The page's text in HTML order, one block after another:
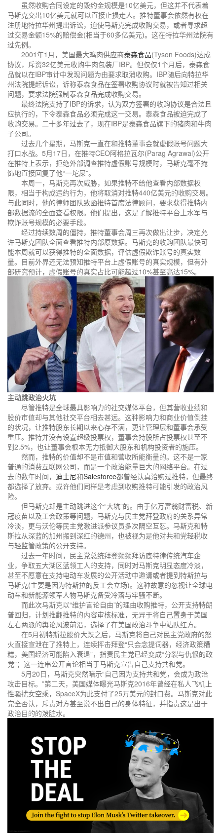
虽然收购合同设定的毁约金规模是10亿美元，但这并不代表着
马斯克交出10亿美元就可以直接止损走人。推特董事会依然有权在
注册地特拉华州提出诉讼，迫使马斯克完成收购交易，或者寻求超
过交易金额15%的赔偿金(相当于60多亿美元)。这在特拉华州法院有
过先例。
2001年1月，美国最大鸡肉供应商泰森食品(Tyson Foods)达成
协议，斥资32亿美元收购牛肉包装厂IBP。但仅仅1个月后，泰森食
品就以在IBP审计中发现问题为由要求取消收购。IBP随后向特拉华
州法院提起诉讼，诉称泰森食品在签署收购协议时就被告知过相关
问题，要求法院强制泰森食品完成收购交易。
最终法院支持了IBP的诉求，认为双方签署的收购协议是合法且
应执行的，下令泰森食品必须完成这一交易。泰森食品被迫完成了
收购交易。二十多年过去了，现在IBP是泰森食品旗下的猪肉和牛肉
子公司。
过去几个星期，马斯克一直在和推特董事会就虚假账号问题大
打口水战。5月17日，在推特CEO阿格拉瓦尔(Parag Agrawal)公开
在推特上表示，拒绝外部调查推特虚假账号规模时，马斯克毫不掩
饰地直接回复了他“一坨屎”。
本周一，马斯克再次威胁，如果推特不给他查看内部数据权
限，相当于构成违约行为，他将取消对推特440亿美元的收购交易。
与此同时，他的律师团队致函推特首席法律顾问，要求获得推特内
部数据流的全面查看权限。他们提出，这是了解推特平台上水军与
欺诈账号规模的必要手段。
经过持续数周的僵持，推特董事会周三再次做出让步，决定允
许马斯克团队全面查看推特内部原数据。马斯克的收购团队最快可
能本周就可以获得推特的全面数据，评估虚假欺诈账号的真实数
量。目前外界还无法预知推特平台上虚假账号的真实规模，但有外
部研究预计，虚假账号的真实占比可能超过10%甚至高达15%。
主动跳政治火坑
尽管推特是全球最具影响力的社交媒体平台，但其营收业绩和
股价市值却与其他社交平台相去甚远。这种影响力和商业价值倒挂
的状况，让推特股东长期以来心存不满，更让管理层和董事会承受
重压。推特并没有设置超级投票权，董事会持股所占投票权甚至不
到2.5%，也让董事会根本无力抵御大股东和机构投资者的施压。
然而，推特的价值却不是市值和营收所能衡量的。这不是一家
普通的消费互联网公司，而是一个政治能量巨大的网络平台。在过
去的数年时间， 迪士尼和Salesforce都曾经认真洽购过推特，但最终
都选择了放弃。或许他们同样是考虑到收购推特可能引发的政治风
险。
但马斯克却是主动跳进这个“大坑”的。由于亿万富翁财富税、新
冠疫苗以及工会政策等问题，马斯克与民主党拜登政府的关系异常
冷淡，更与沃伦等民主党激进派参议员多次隔空互怼。马斯克和特
斯拉从深蓝的加州搬到深红的德州，也被视为是他对共和党轻税收
与轻监管政策的公开支持。
过去一年时间，民主党总统拜登频频拜访底特律传统汽车企
业，争取五大湖区蓝领工人的支持，同时对马斯克明显态度冷淡，
甚至不愿意在支持电动车发展的公开活动中邀请或者提到特斯拉与
马斯克(主要是因为特斯拉的反工会立场)。这种故意的忽视让全球电
动车和新能源领军人物马斯克备受冷落与牢骚不断。
而此次马斯克以“维护言论自由”的理由收购推特，公开支持特朗
普回归，计划推翻推特的内容审核标准，无异于将自己置身于美国
左右两派的舆论风波前沿，选择了在美国政治斗争中站队红方。
在5月初特斯拉股价大跌之后，马斯克将自己对民主党政府的怒
火直接宣泄在了推特上，连续抨击拜登“只会念提词器，经济政策糟
糕，美国经济可能陷入衰退”，指责民主党已经变成“分裂与仇恨的政
党”；这一连串公开言论相当于马斯克宣告自己支持共和党。
5月20日，马斯克突然暗示“自己因为支持共和党，会成为政治
攻击目标。”第二天，美国媒体曝光马斯克2016年曾经在私人飞机上
性骚扰女空乘，SpaceX为此支付了25万美元的封口费。马斯克对此
完全否认，斥责对方甚至说不出自己的身体特征，并指责这是出于
政治目的的泼脏水。